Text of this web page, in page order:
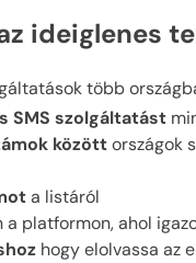
ideiglenes
több
SMS szolgáltatást
közöttországok
a listáról
a platformon, ahol
hogy elolvassa az